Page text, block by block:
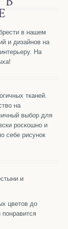
в нашем
и дизайнов на
На
тканей.
на
выбор для
роскошно и
себе рисунок
и
цветов до